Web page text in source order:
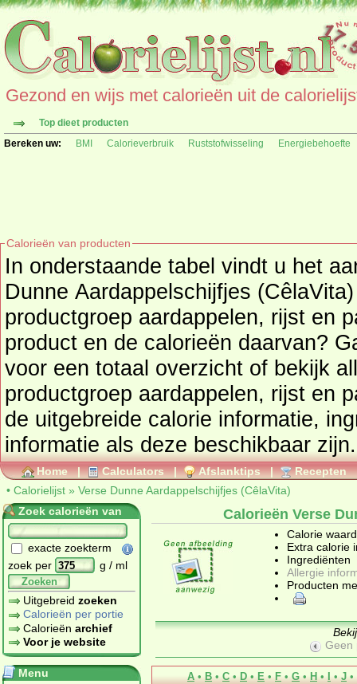
Gezond en wijs met calorieën uit de
Top dieet producten
Bereken uw:
BMI Calorieverbruik Ruststofwisseling Energiebehoefte
Calorieën van producten
In onderstaande tabel vindt u het
Dunne Aardappelschijfjes (CêlaVita)
productgroep aardappelen, rijst en
product en de
voor een totaal overzicht of bekijk alle producten uit de
productgroep aardappelen, rijst en
de uitgebreide calorie informatie,
informatie als deze beschikbaar zijn.
Home | Calculators | Afslanktips | Recepten
• Calorielijst » Verse Dunne Aardappelschijfjes (CêlaVita)
Zoek calorieën van
exacte zoekterm
zoek per
g / ml
Zoeken
Uitgebreid zoeken
Calorieën per portie
Calorieën archief
Voor je website
Menu
Calorieën Verse
Calorie
Extra calorie
Ingrediënten
Allergie
Producten
Geen
A • B • C • D • E • F • G • H • I • J •